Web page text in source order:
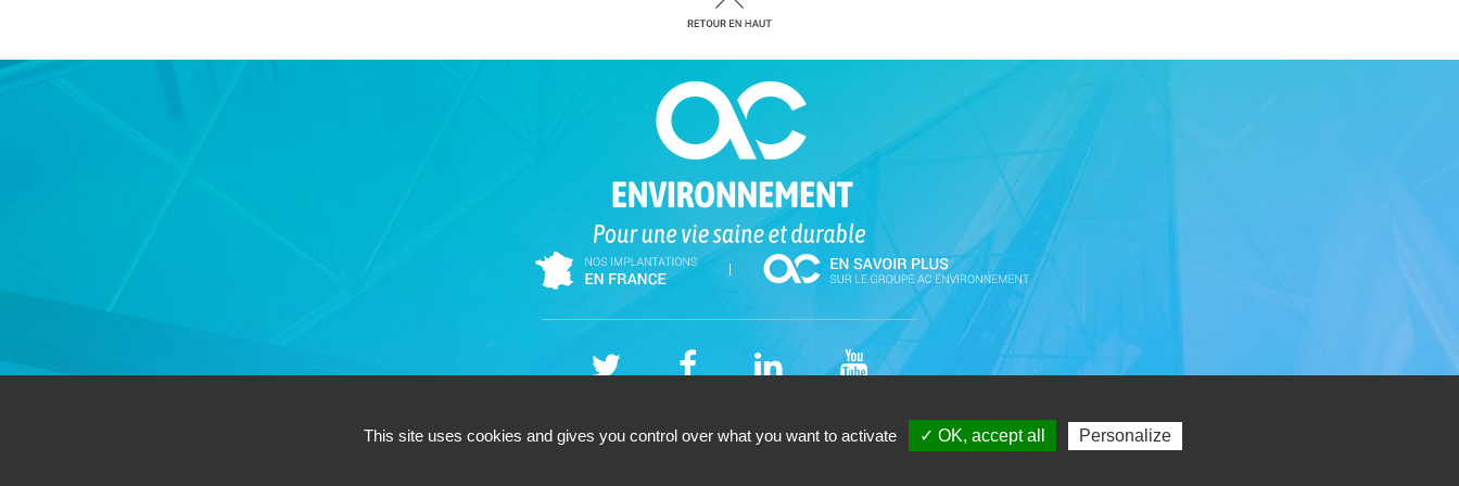
AC ENVIRONNEMENT (Deux-Sèvres) - Cabinet -SAS - 358, route d'Aiffres 79000 Niort
Tél. 05-49-17-33-33 - Votre cabinet de diagnostic immobilier Niort (DEUX SEVRES)
This site uses cookies and gives you control over what you want to activate ✓ OK, accept all Personalize